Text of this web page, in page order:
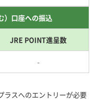
）口座への振込
JRE POINT進呈数
-
ラスへのエントリーが必要